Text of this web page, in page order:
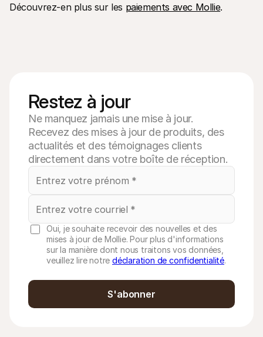
Découvrez-en plus sur les paiements avec Mollie.
Restez à jour
Ne manquez jamais une mise à jour.
Recevez des mises à jour de produits, des
actualités et des témoignages clients
directement dans votre boîte de réception.
Oui, je souhaite recevoir des nouvelles et des
mises à jour de Mollie. Pour plus d'informations
sur la manière dont nous traitons vos données,
veuillez lire notre déclaration de confidentialité.
S'abonner